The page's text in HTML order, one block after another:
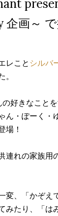
画～
レこと シルバ
好きなこと
ん・ぽーく
場！
れの家族用
変、「かぞえ
みたり、「は